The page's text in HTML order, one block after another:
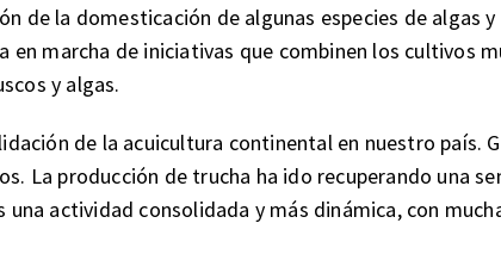
de la domesticación de algunas especies de algas
en marcha de iniciativas que combinen los cultivos
y algas.
de la acuicultura continental en nuestro país.
La producción de trucha ha ido recuperando una
una actividad consolidada y más dinámica, con